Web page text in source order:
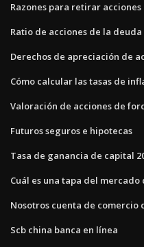
Razones para retirar acciones
Ratio de acciones de la deuda
Derechos de apreciación de
Cómo calcular las tasas de
Valoración de acciones de
Futuros seguros e hipotecas
Tasa de ganancia de capital
Cuál es una tapa del mercado
Nosotros cuenta de comercio
Scb china banca en línea